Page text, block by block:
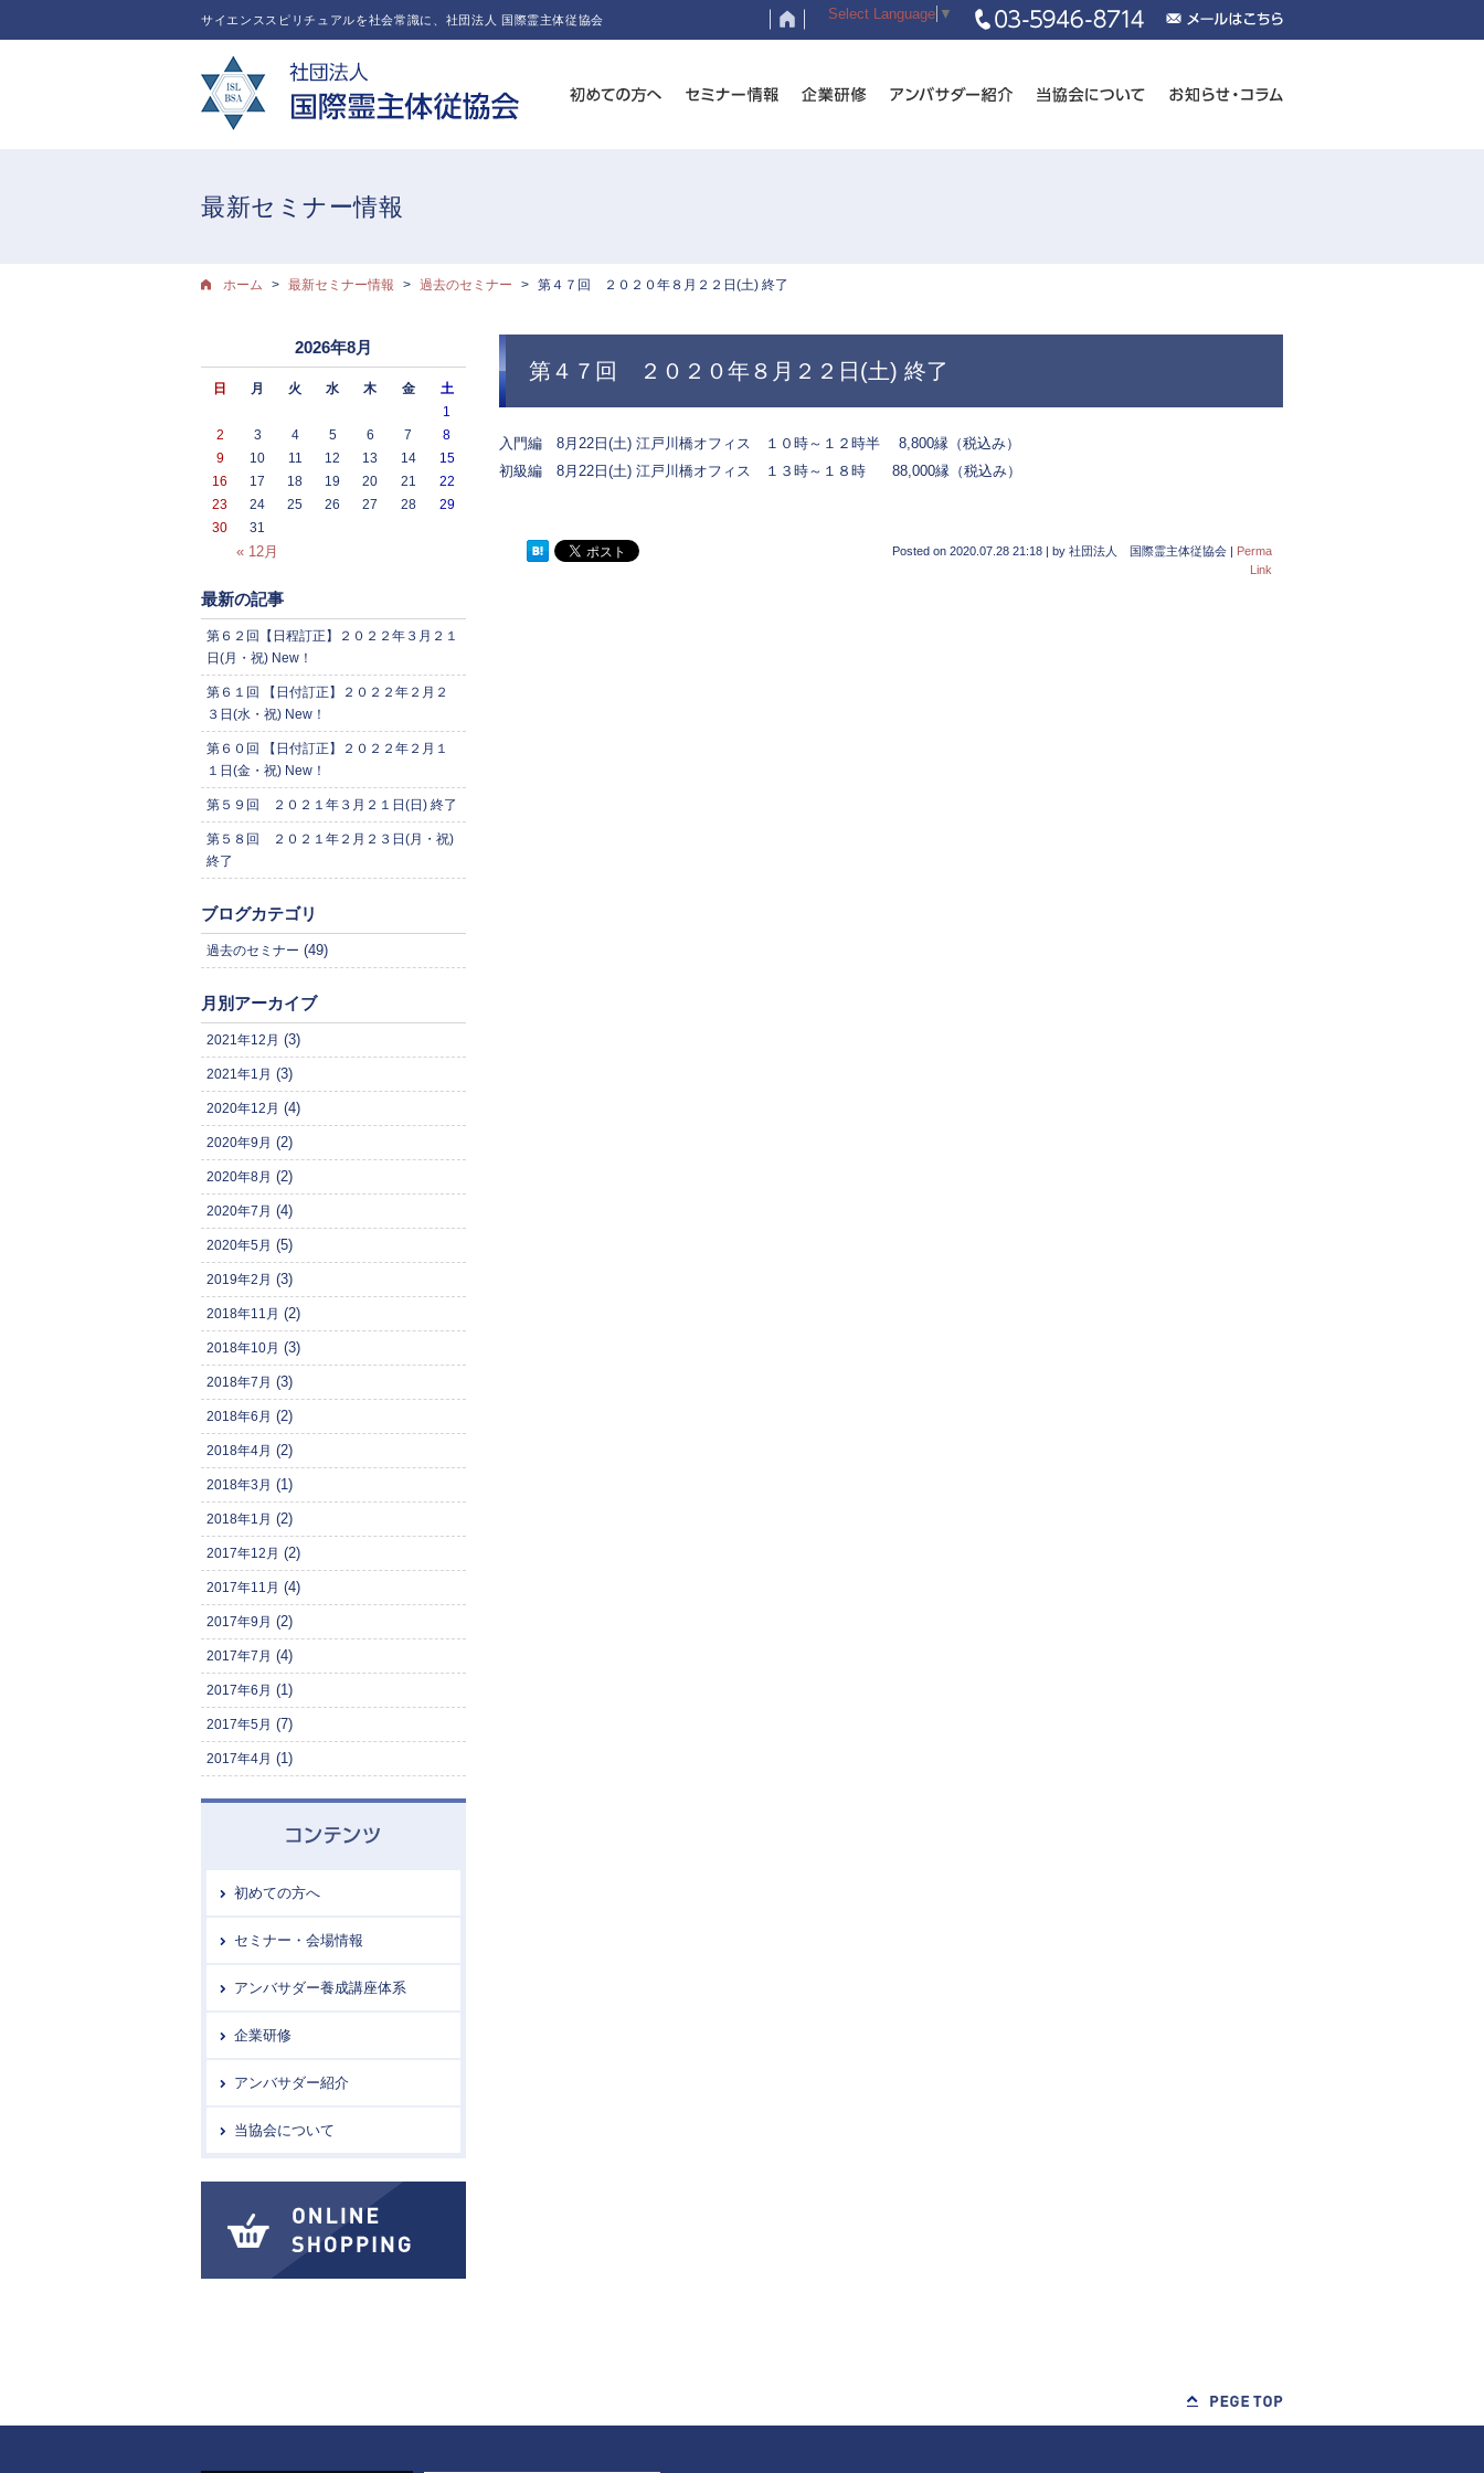
サイエンススピリチュアルを社会常識に、社団法人 国際霊主体従協会 Select Language ▼
最新セミナー情報
ホーム 最新セミナー情報 過去のセミナー 第４７回 ２０２０年８月２２日(土) 終了
第４７回 ２０２０年８月２２日(土) 終了
入門編 8月22日(土) 江戸川橋オフィス １０時～１２時半 8,800縁（税込み）
初級編 8月22日(土) 江戸川橋オフィス １３時～１８時 88,000縁（税込み）
Posted on 2020.07.28 21:18 | by 社団法人 国際霊主体従協会 | Perma
Link
2026年8月
日 月 火 水 木 金 土
« 12月
1
2
3 4 5 6 7
8
9
10 11 12 13 14
15
16
17 18 19 20 21
22
23
24 25 26 27 28
29
30
31
最新の記事
第６２回【日程訂正】２０２２年３月２１
日(月・祝) New！
第６１回 【日付訂正】２０２２年２月２
３日(水・祝) New！
第６０回 【日付訂正】２０２２年２月１
１日(金・祝) New！
第５９回 ２０２１年３月２１日(日) 終了
第５８回 ２０２１年２月２３日(月・祝)
終了
ブログカテゴリ
過去のセミナー (49)
月別アーカイブ
2021年12月 (3)
2021年1月 (3)
2020年12月 (4)
2020年9月 (2)
2020年8月 (2)
2020年7月 (4)
2020年5月 (5)
2019年2月 (3)
2018年11月 (2)
2018年10月 (3)
2018年7月 (3)
2018年6月 (2)
2018年4月 (2)
2018年3月 (1)
2018年1月 (2)
2017年12月 (2)
2017年11月 (4)
2017年9月 (2)
2017年7月 (4)
2017年6月 (1)
2017年5月 (7)
2017年4月 (1)
初めての方へ
セミナー・会場情報
アンバサダー養成講座体系
企業研修
アンバサダー紹介
当協会について